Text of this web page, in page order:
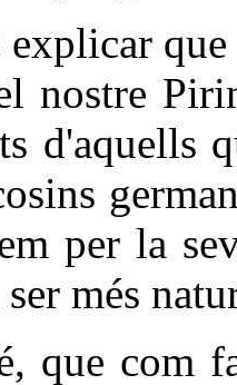
que
nostre
d'aquells
per la
més
que com